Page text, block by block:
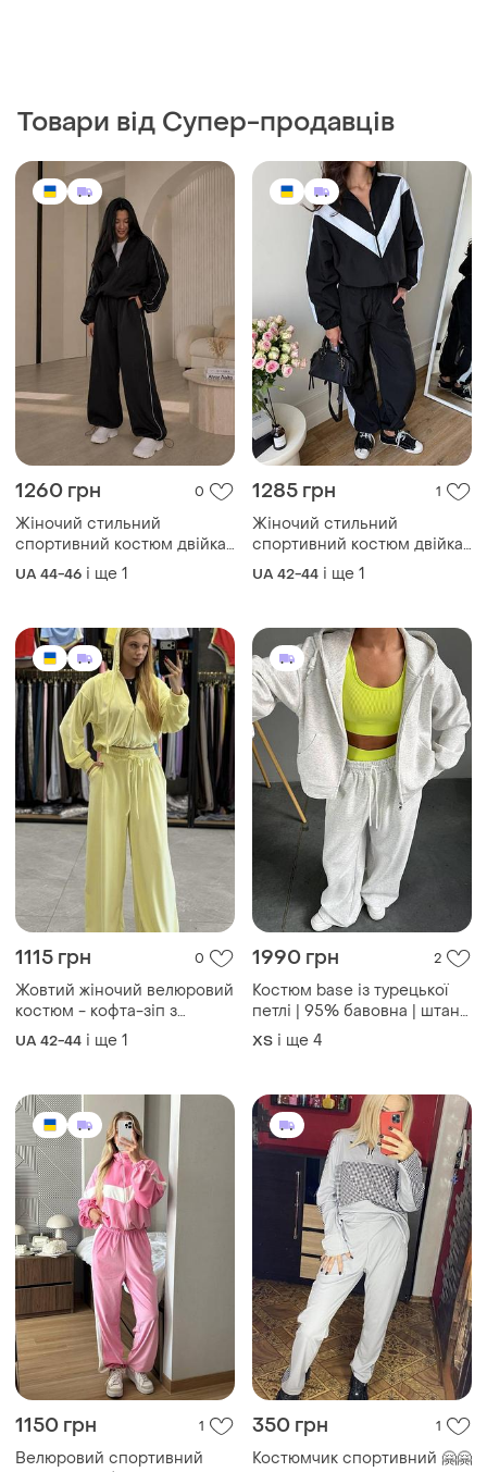
Товари від Супер-продавців
1260 грн 0
Жіночий стильний
спортивний костюм двійка
кофта на змійці+штани
тканина плащівка
UA 44-46 і ще 1
1285 грн 1
Жіночий стильний
спортивний костюм двійка
кофта на змійці+ штани
тканина плащівка
UA 42-44 і ще 1
1115 грн 0
Жовтий жіночий велюровий
костюм - кофта-зіп з
капюшоном широкі вільні
UA 42-44 і ще 1
1990 грн 2
Костюм base із турецької
петлі | 95% бавовна | штани
2-в-1: палацо або джогери |
розміри 42–50 | новинка
ХS і ще 4
1150 грн 1
Велюровий спортивний
350 грн 1
Костюмчик спортивний 🤗🤗